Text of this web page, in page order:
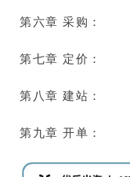
第六章 采购：
第七章 定价：
第八章 建站：
第九章 开单：